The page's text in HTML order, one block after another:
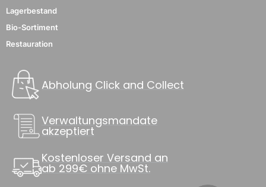
Lagerbestand
Bio-Sortiment
Restauration
Abholung Click and Collect
Verwaltungsmandate
akzeptiert
Kostenloser Versand an
ab 299€ ohne MwSt.